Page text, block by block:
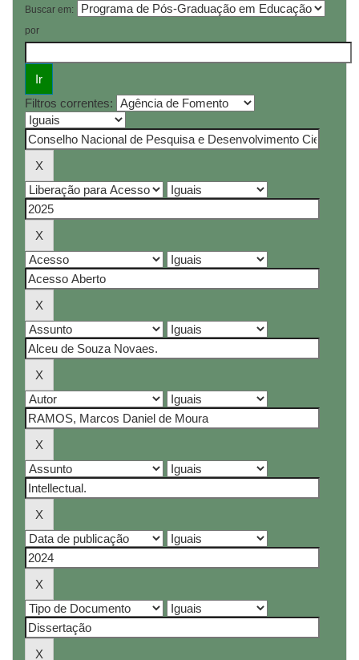
Buscar em:
por
Filtros correntes: